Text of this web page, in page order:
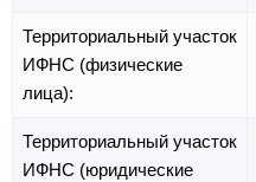
Территориальный участок
ИФНС (физические
лица):
Территориальный участок
ИФНС (юридические